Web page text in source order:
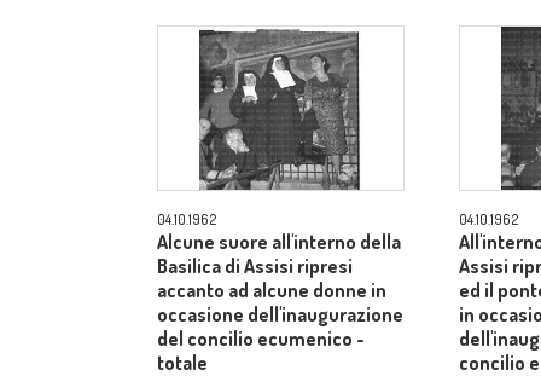
04.10.1962
Alcune suore all'interno della
Basilica di Assisi ripresi
accanto ad alcune donne in
occasione dell'inaugurazione
del concilio ecumenico -
totale
04.10.1962
Assisi
ed il
in
concilio